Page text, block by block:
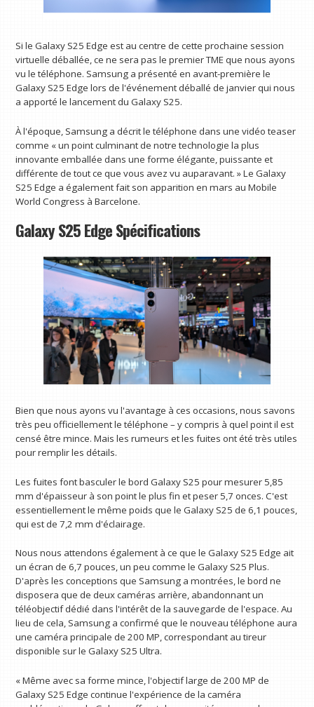
Si le Galaxy S25 Edge est au centre de cette prochaine session
virtuelle déballée, ce ne sera pas le premier TME que nous ayons
vu le téléphone. Samsung a présenté en avant-première le
Galaxy S25 Edge lors de l'événement déballé de janvier qui nous
a apporté le lancement du Galaxy S25.
À l'époque, Samsung a décrit le téléphone dans une vidéo teaser
comme « un point culminant de notre technologie la plus
innovante emballée dans une forme élégante, puissante et
différente de tout ce que vous avez vu auparavant. » Le Galaxy
S25 Edge a également fait son apparition en mars au Mobile
World Congress à Barcelone.
Galaxy S25 Edge Spécifications
Bien que nous ayons vu l'avantage à ces occasions, nous savons
très peu officiellement le téléphone – y compris à quel point il est
censé être mince. Mais les rumeurs et les fuites ont été très utiles
pour remplir les détails.
Les fuites font basculer le bord Galaxy S25 pour mesurer 5,85
mm d'épaisseur à son point le plus fin et peser 5,7 onces. C'est
essentiellement le même poids que le Galaxy S25 de 6,1 pouces,
qui est de 7,2 mm d'éclairage.
Nous nous attendons également à ce que le Galaxy S25 Edge ait
un écran de 6,7 pouces, un peu comme le Galaxy S25 Plus.
D'après les conceptions que Samsung a montrées, le bord ne
disposera que de deux caméras arrière, abandonnant un
téléobjectif dédié dans l'intérêt de la sauvegarde de l'espace. Au
lieu de cela, Samsung a confirmé que le nouveau téléphone aura
une caméra principale de 200 MP, correspondant au tireur
disponible sur le Galaxy S25 Ultra.
« Même avec sa forme mince, l'objectif large de 200 MP de
Galaxy S25 Edge continue l'expérience de la caméra